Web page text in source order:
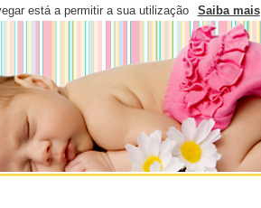
está a permitir a sua utilização Saiba mais